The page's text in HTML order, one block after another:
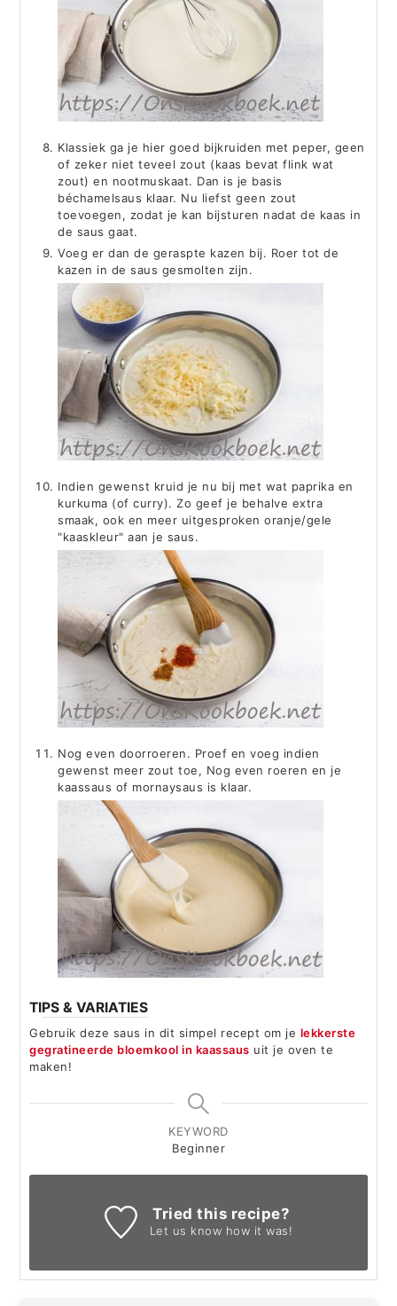
Klassiek ga je hier goed bijkruiden met peper, geen
of zeker niet teveel zout (kaas bevat flink wat
zout) en nootmuskaat. Dan is je basis
béchamelsaus klaar. Nu liefst geen zout
toevoegen, zodat je kan bijsturen nadat de kaas in
de saus gaat.
Voeg er dan de geraspte kazen bij. Roer tot de
kazen in de saus gesmolten zijn.
Indien gewenst kruid je nu bij met wat paprika en
kurkuma (of curry). Zo geef je behalve extra
smaak, ook en meer uitgesproken oranje/gele
"kaaskleur" aan je saus.
Nog even doorroeren. Proef en voeg indien
gewenst meer zout toe, Nog even roeren en je
kaassaus of mornaysaus is klaar.
TIPS & VARIATIES
Gebruik deze saus in dit simpel recept om je lekkerste
gegratineerde bloemkool in kaassaus uit je oven te
maken!
KEYWORD
Beginner
Tried this recipe?
Let us know how it was!